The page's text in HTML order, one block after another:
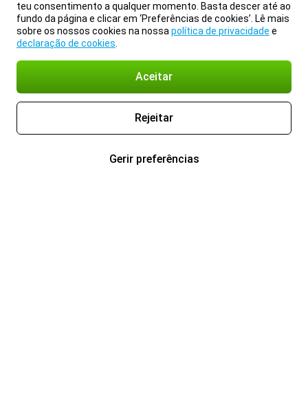
teu consentimento a qualquer momento. Basta descer até ao
fundo da página e clicar em ‘Preferências de cookies’. Lê mais
sobre os nossos cookies na nossa política de privacidade e
declaração de cookies
Aceitar
Rejeitar
Gerir preferências